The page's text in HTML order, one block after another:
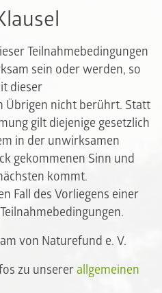
Teilnahmebedingungen
sein oder werden, so
dieser
Übrigen nicht berührt. Statt
gilt diejenige gesetzlich
in der unwirksamen
gekommenen Sinn und
kommt.
Fall des Vorliegens einer
von Naturefund e. V.
zu unsererallgemeinen